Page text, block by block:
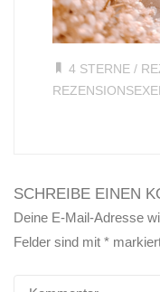
4 STERNE/
SCHREIBE EINEN
Deine E-Mail-Adresse
Felder sind mit*